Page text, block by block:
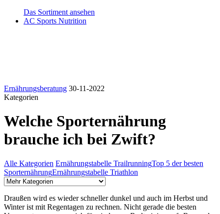
Das Sortiment ansehen
AC Sports Nutrition
Ernährungsberatung 30-11-2022
Kategorien
Welche Sporternährung
brauche ich bei Zwift?
Alle Kategorien Ernährungstabelle TrailrunningTop 5 der besten
SporternährungErnährungstabelle Triathlon
Draußen wird es wieder schneller dunkel und auch im Herbst und
Winter ist mit Regentagen zu rechnen. Nicht gerade die besten